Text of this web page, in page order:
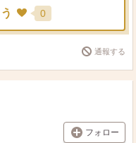
0
通報する
フォロー